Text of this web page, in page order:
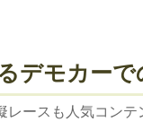
デモカーで
レースも人気コンテ